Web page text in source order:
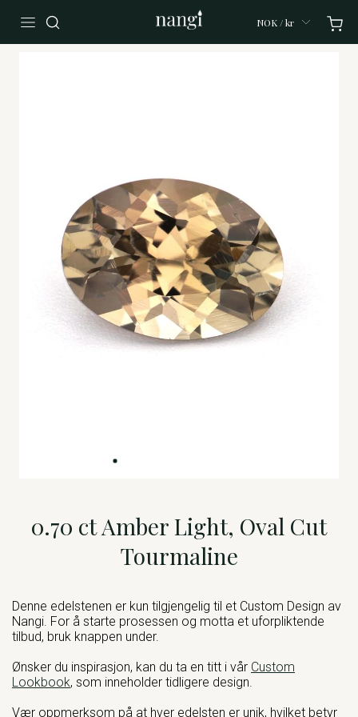
NOK / kr
0.70 ct Amber Light, Oval Cut
Tourmaline
Denne edelstenen er kun tilgjengelig til et Custom Design av
Nangi. For å starte prosessen og motta et uforpliktende
tilbud, bruk knappen under.
Ønsker du inspirasjon, kan du ta en titt i vår Custom
Lookbook, som inneholder tidligere design.
Vær oppmerksom på at hver edelsten er unik, hvilket betyr